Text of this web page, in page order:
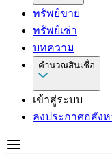
ทรัพย์ขาย
ทรัพย์เช่า
บทความ
คำนวณสินเชื่อ
เข้าสู่ระบบ
ลงประกาศอสังห